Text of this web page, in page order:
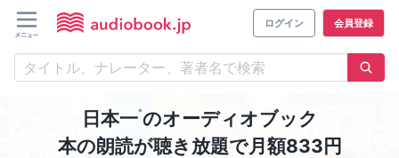
ログイン 会員登録
日本一※のオーディオブック
本の朗読が聴き放題で月額833円